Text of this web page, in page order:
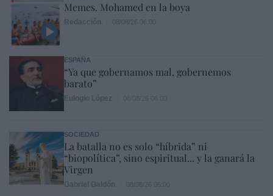
Memes. Mohamed en la boya
ESPAÑA
“Ya que gobernamos mal, gobernemos
barato”
SOCIEDAD
La batalla no es solo “híbrida” ni
“biopolítica”, sino espiritual... y la ganará la
Virgen